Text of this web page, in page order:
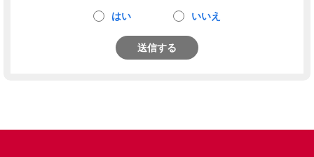
はい いいえ
送信する